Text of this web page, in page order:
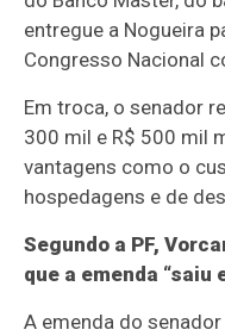
entregue a Nogueira
Congresso Nacional
Em troca, o senador
300 mil e R$ 500 mil
vantagens como o
hospedagens e de
Segundo a PF,
que a emenda “saiu
A emenda do